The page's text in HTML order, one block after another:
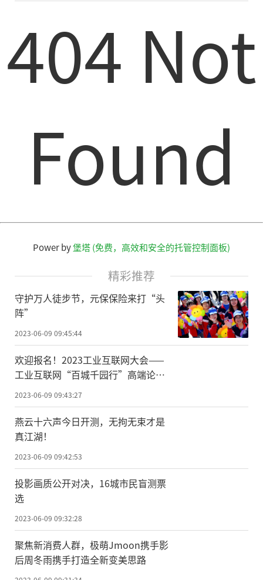
404 Not
Found
Power by堡塔 (免费，高效和安全的托管控制面板)
精彩推荐
守护万人徒步节，元保保险来打“头
阵”
2023-06-09 09:45:44
欢迎报名！2023工业互联网大会——
工业互联网“百城千园行”高端论坛
重磅来袭！
2023-06-09 09:43:27
燕云十六声今日开测，无拘无束才是
真江湖！
2023-06-09 09:42:53
投影画质公开对决，16城市民盲测票
选
2023-06-09 09:32:28
聚焦新消费人群，极萌Jmoon携手影
后周冬雨携手打造全新变美思路